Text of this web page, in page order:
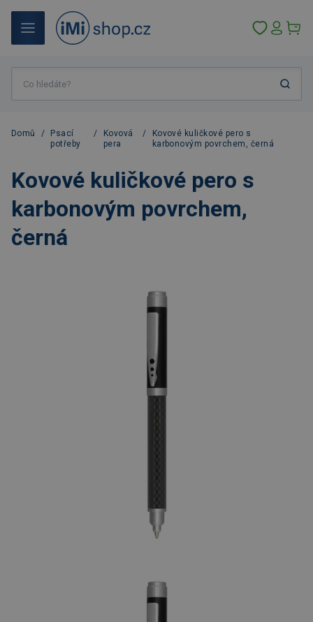
Domů /
Psací
potřeby
/
Kovová
pera
/
Kovové kuličkové pero s
karbonovým povrchem, černá
Kovové kuličkové pero s
karbonovým povrchem,
černá